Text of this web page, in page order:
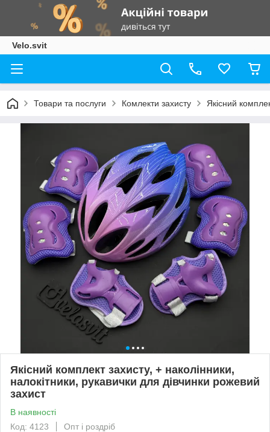
Velo.svit
Товари та послуги Комлекти захисту Якісний
Якісний комплект захисту, + наколінники,
налокітники, рукавички для дівчинки рожевий
захист
В наявності
Код: 4123
Опт і роздріб